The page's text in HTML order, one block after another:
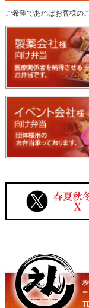
ご希望であればお客様の